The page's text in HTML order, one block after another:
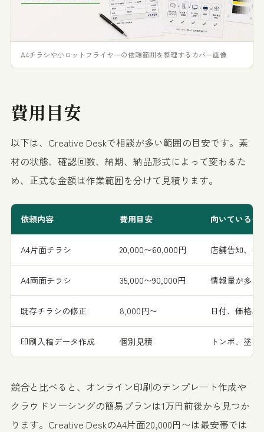
A4チラシや小ロットフライヤーの依頼範囲を整理するカバー画像
費用目安
以下は、Creative Deskで相談が多い範囲の目安です。素
材の状態、確認回数、納期、納品形式によって変わるた
め、正式な金額は作業範囲を分けて見積ります。
依頼内容 費用目安 向いているケ
A4片面チラシ 20,000〜60,000円 店舗告知、イ
A4両面チラシ 35,000〜90,000円 情報量が多い
既存チラシの修正 8,000円〜 日付、価格、
印刷入稿データ作成 個別見積 トンボ、塗
競合と比べると、オンライン印刷のテンプレート作成や
クラウドソーシングの簡易プランは1万円前後から見つか
ります。Creative DeskのA4片面20,000円〜は最安帯では